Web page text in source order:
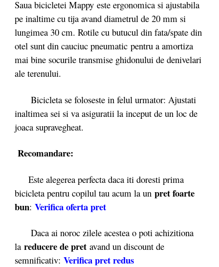
Saua bicicletei Mappy este ergonomica si ajustabila
pe inaltime cu tija avand diametrul de 20 mm si
lungimea 30 cm. Rotile cu butucul din fata/spate din
otel sunt din cauciuc pneumatic pentru a amortiza
mai bine socurile transmise ghidonului de denivelari
ale terenului.
Bicicleta se foloseste in felul urmator: Ajustati
inaltimea sei si va asiguratii la inceput de un loc de
joaca supravegheat.
Recomandare:
Este alegerea perfecta daca iti doresti prima
bicicleta pentru copilul tau acum la un pret foarte
bun: Verificaoferta pret
Daca ai noroc zilele acestea o poti achizitiona
la reducere de pret avand un discount de
semnificativ: Verifica pret redus